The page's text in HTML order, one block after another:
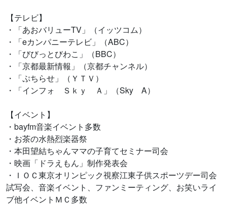
【テレビ】
・「あおバリューTV」（イッツコム）
・「eカンパニーテレビ」（ABC）
・「びびっとびわこ」（BBC）
・「京都最新情報」（京都チャンネル）
・「ぷちらせ」（ＹＴＶ）
・「インフォ Ｓｋｙ Ａ」（Sky A）
【イベント】
・bayfm音楽イベント多数
・お茶の水熱烈楽器祭
・本田望結ちゃんママの子育てセミナー司会
・映画「ドラえもん」制作発表会
・ＩＯＣ東京オリンピック視察江東子供スポーツデー司会
試写会、音楽イベント、ファンミーティング、お笑いライ
ブ他イベントＭＣ多数